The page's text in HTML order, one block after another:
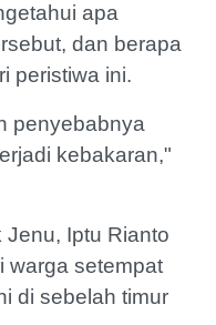
apa
dan berapa
peristiwa ini.
penyebabnya
kebakaran,"
Iptu Rianto
warga setempat
di sebelah timur